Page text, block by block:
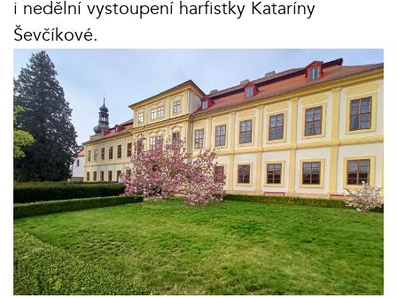
i nedělní vystoupení harfistky Kataríny
Ševčíkové.